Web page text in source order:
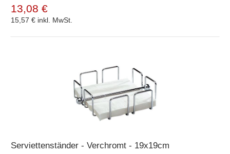
13,08 €
15,57 € inkl. MwSt.
Serviettenständer - Verchromt - 19x19cm